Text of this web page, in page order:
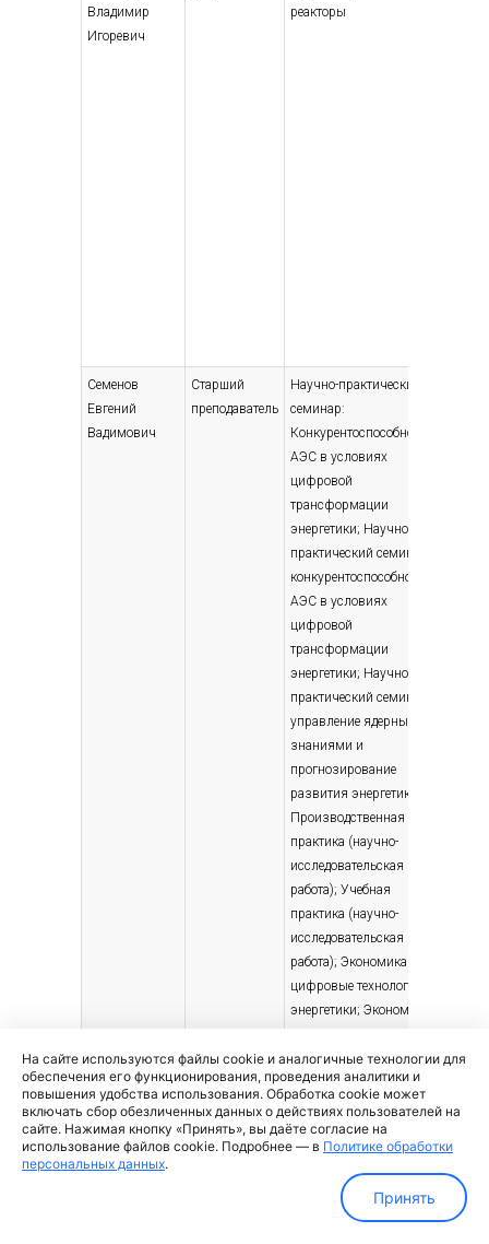
Владимир
Игоревич
реакторы
Семенов
Евгений
Вадимович
Старший
преподаватель
Научно-практический
семинар:
Конкурентоспособность
АЭС в условиях
цифровой
трансформации
энергетики; Научно-
практический семинар:
конкурентоспособность
АЭС в условиях
цифровой
трансформации
энергетики; Научно-
практический семинар:
управление ядерными
знаниями и
прогнозирование
развития энергетики;
Производственная
практика (научно-
исследовательская
работа); Учебная
практика (научно-
исследовательская
работа); Экономика и
цифровые технологии
энергетики; Экономика
(продвинутый уровень)
Семенова
Дарья
Юрьевна
Старший
преподаватель
Научно-практический
семинар:
Конкурентоспособность
цифровой
трансформации
—
2018
На сайте используются файлы cookie и аналогичные технологии для
обеспечения его функционирования, проведения аналитики и
повышения удобства использования. Обработка cookie может
включать сбор обезличенных данных о действиях пользователей на
сайте. Нажимая кнопку «Принять», вы даёте согласие на
использование файлов cookie. Подробнее — в Политике обработки
персональных данных.
Принять